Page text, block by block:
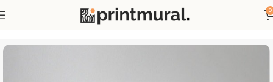
0
Affiches Sports